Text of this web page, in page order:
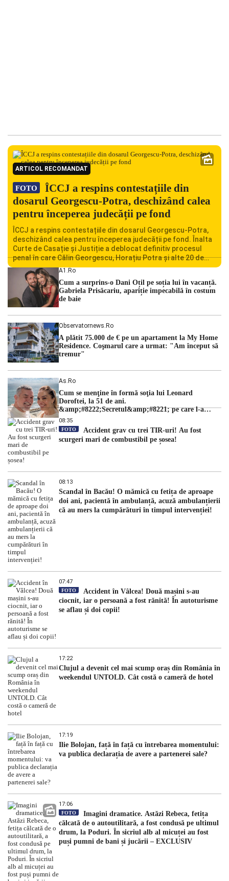
ARTICOL RECOMANDAT
FOTO
ÎCCJ a respins contestațiile din
dosarul Georgescu-Potra, deschizând calea
pentru începerea judecății pe fond
ÎCCJ a respins contestațiile din dosarul Georgescu-Potra,
deschizând calea pentru începerea judecății pe fond. Înalta
Curte de Casație și Justiție a deblocat definitiv procesul
penal în care Călin Georgescu, Horațiu Potra și alte 20 de
persoane sunt acuzați de acțiuni îndreptate împotriva
ordinii constituționale. În ședința din camera preliminară,
judecătorii de la instanța supremă au […]
A1.ro
Cum a surprins-o Dani Oțil pe soția lui în vacanță.
Gabriela Prisăcariu, apariție impecabilă în costum
de baie
Observatornews.ro
A plătit 75.000 de € pe un apartament la My Home
Residence. Coşmarul care a urmat: "Am început să
tremur"
As.ro
Cum se menţine în formă soţia lui Leonard
Doroftei, la 51 de ani.
&amp;#8222;Secretul&amp;#8221; pe care l-a
dezvăluit
08:35
FOTO
Accident grav cu trei TIR-uri! Au fost
scurgeri mari de combustibil pe șosea!
08:13
Scandal în Bacău! O mămică cu fetița de aproape
doi ani, pacientă în ambulanță, acuză ambulanțierii
că au mers la cumpărături în timpul intervenției!
07:47
FOTO
Accident în Vâlcea! Două mașini s-au
ciocnit, iar o persoană a fost rănită! În autoturisme
se aflau și doi copii!
17:22
Clujul a devenit cel mai scump oraș din România în
weekendul UNTOLD. Cât costă o cameră de hotel
17:19
Ilie Bolojan, față în față cu întrebarea momentului:
va publica declarația de avere a partenerei sale?
17:06
FOTO
Imagini dramatice. Astăzi Rebeca, fetița
călcată de o autoutilitară, a fost condusă pe ultimul
drum, la Poduri. În sicriul alb al micuței au fost
puși pumni de bani și jucării – EXCLUSIV